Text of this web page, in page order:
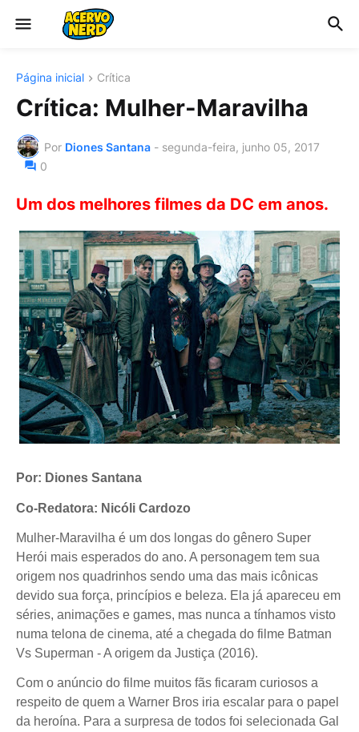
Página inicial Crítica
Crítica: Mulher-Maravilha
Por Diones Santana - segunda-feira, junho 05, 2017
0
Um dos melhores filmes da DC em anos.
Por: Diones Santana
Co-Redatora: Nicóli Cardozo
Mulher-Maravilha é um dos longas do gênero Super
Herói mais esperados do ano. A personagem tem sua
origem nos quadrinhos sendo uma das mais icônicas
devido sua força, princípios e beleza. Ela já apareceu em
séries, animações e games, mas nunca a tínhamos visto
numa telona de cinema, até a chegada do filme Batman
Vs Superman - A origem da Justiça (2016).
Com o anúncio do filme muitos fãs ficaram curiosos a
respeito de quem a Warner Bros iria escalar para o papel
da heroína. Para a surpresa de todos foi selecionada Gal